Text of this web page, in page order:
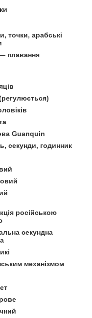
точки, арабські
плавання
Guanquin
секунди, годинник
російською
секундна
механізмом